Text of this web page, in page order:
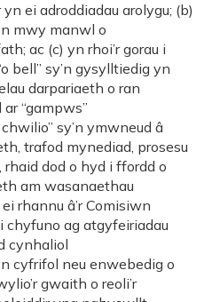
ei adroddiadau arolygu; (b)
mwy manwl o
ac (c) yn rhoi’r gorau i
bell” sy’n gysylltiedig yn
darpariaeth o ran
“gampws”
sy’n ymwneud â
trafod mynediad, prosesu
rhaid dod o hyd i ffordd o
am wasanaethau
rhannu â’r Comisiwn
chyfuno ag atgyfeiriadau
cynhaliol
cyfrifol neu enwebedig o
gwaith o reoli’r